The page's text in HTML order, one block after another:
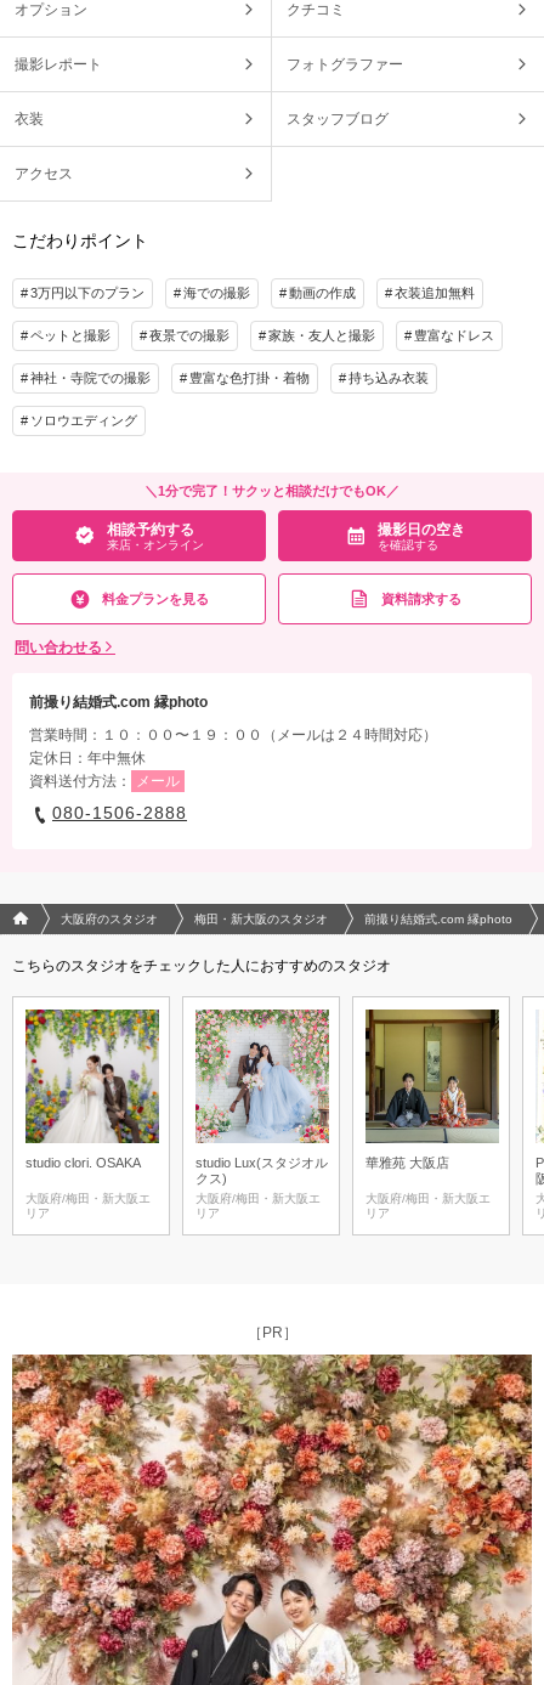
オプション クチコミ
撮影レポート フォトグラファー
衣装 スタッフブログ
アクセス
こだわりポイント
3万円以下のプラン 海での撮影 動画の作成 衣装追加無料
ペットと撮影 夜景での撮影 家族・友人と撮影 豊富なドレス
神社・寺院での撮影 豊富な色打掛・着物 持ち込み衣装
ソロウエディング
＼1分で完了！サクッと相談だけでもOK／
相談予約する
来店・オンライン
撮影日の空き
を確認する
料金プランを見る 資料請求する
問い合わせる
前撮り結婚式.com 縁photo
営業時間：１０：００〜１９：００（メールは２４時間対応）
定休日：年中無休
資料送付方法：
メール
080-1506-2888
フォトウエディング/結婚写真のPhotorait ホーム
大阪府のスタジオ 梅田・新大阪のスタジオ 前撮り結婚式.com 縁photo
こちらのスタジオをチェックした人におすすめのスタジオ
studio clori. OSAKA
大阪府/梅田・新大阪エ
リア
studio Lux(スタジオル
クス)
大阪府/梅田・新大阪エ
リア
華雅苑 大阪店
大阪府/梅田・新大阪エ
リア
［PR］